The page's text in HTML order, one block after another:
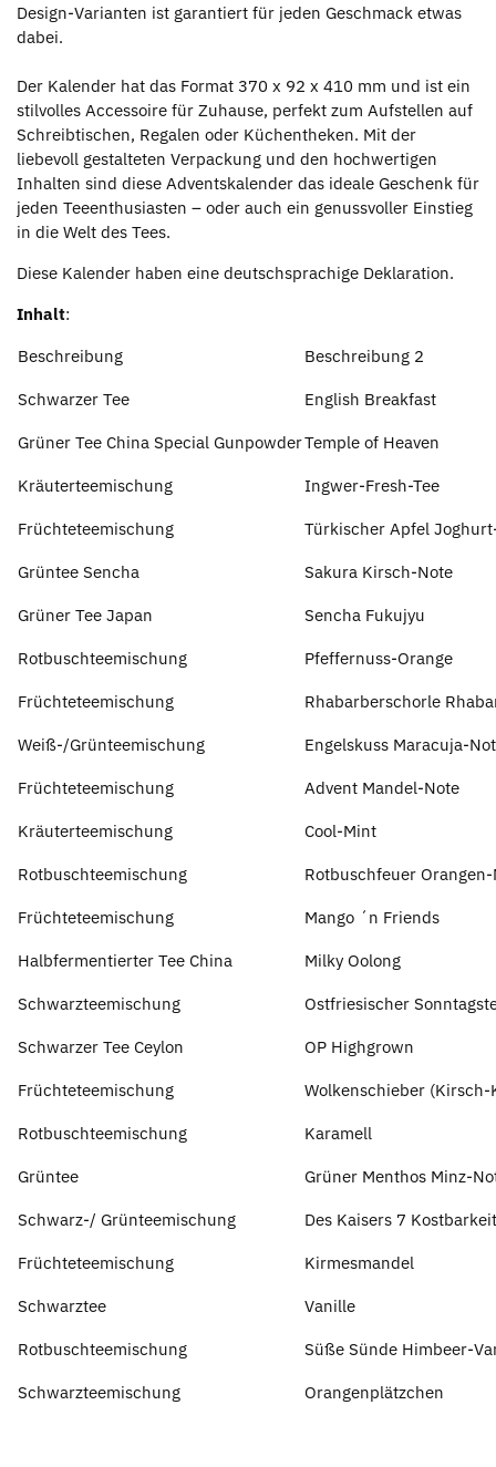
Design-Varianten ist garantiert für jeden Geschmack etwas
dabei.
Der Kalender hat das Format 370 x 92 x 410 mm und ist ein
stilvolles Accessoire für Zuhause, perfekt zum Aufstellen auf
Schreibtischen, Regalen oder Küchentheken. Mit der
liebevoll gestalteten Verpackung und den hochwertigen
Inhalten sind diese Adventskalender das ideale Geschenk für
jeden Teeenthusiasten – oder auch ein genussvoller Einstieg
in die Welt des Tees.
Diese Kalender haben eine deutschsprachige Deklaration.
Inhalt:
Beschreibung
Beschreibung 2
Schwarzer Tee English Breakfast
Grüner Tee China Special GunpowderTemple of Heaven
Kräuterteemischung Ingwer-Fresh-Tee
Früchteteemischung Türkischer Apfel
Grüntee Sencha Sakura Kirsch-Note
Grüner Tee Japan Sencha Fukujyu
Rotbuschteemischung Pfeffernuss-Orange
Früchteteemischung Rhabarberschorle
Weiß-/Grünteemischung Engelskuss Maracuja-
Früchteteemischung Advent Mandel-Note
Kräuterteemischung Cool-Mint
Rotbuschteemischung Rotbuschfeuer
Früchteteemischung Mango ´n Friends
Halbfermentierter Tee China Milky Oolong
Schwarzteemischung Ostfriesischer
Schwarzer Tee Ceylon OP Highgrown
Früchteteemischung Wolkenschieber
Rotbuschteemischung Karamell
Grüntee Grüner Menthos Minz-
Schwarz-/ Grünteemischung Des Kaisers 7
Früchteteemischung Kirmesmandel
Schwarztee Vanille
Rotbuschteemischung Süße Sünde Himbeer-
Schwarzteemischung Orangenplätzchen